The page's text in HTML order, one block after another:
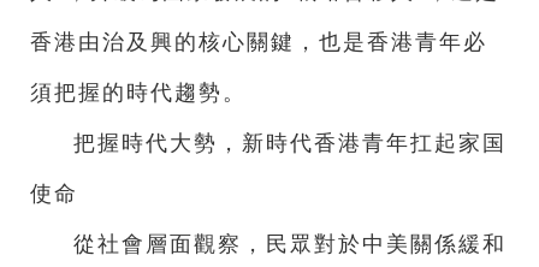
香港由治及興的核心關鍵，也是香港青年必
須把握的時代趨勢。
把握時代大勢，新時代香港青年扛起家国
使命
從社會層面觀察，民眾對於中美關係緩和